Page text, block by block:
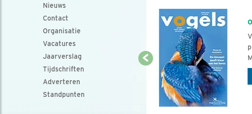
Nieuws
Contact
Organisatie
Vacatures
Jaarverslag
Tijdschriften
Adverteren
Standpunten